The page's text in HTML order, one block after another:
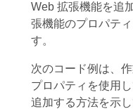
Web 拡張機能を追
張機能のプロパテ
す。
次のコード例は、
プロパティを使用
追加する方法を示し